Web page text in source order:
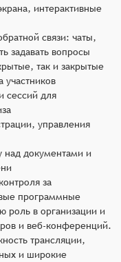
интерактивные
связи: чаты,
задавать вопросы
так и закрытые
участников
сессий для
управления
над документами и
за
программные
роль в организации и
и веб-конференций.
трансляции,
и широкие